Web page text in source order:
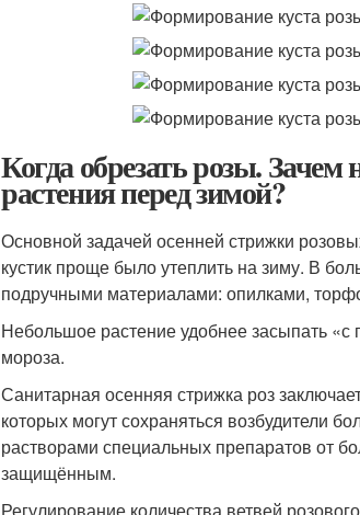
Когда обрезать розы. Зачем
растения перед зимой?
Основной задачей осенней стрижки
кустик проще было утеплить на зиму. В
подручными материалами: опилками,
Небольшое растение удобнее засыпать
мороза.
Санитарная осенняя стрижка роз
которых могут сохраняться возбудители
растворами специальных препаратов от
защищённым.